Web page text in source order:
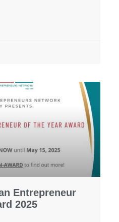
Entrepreneur
2025